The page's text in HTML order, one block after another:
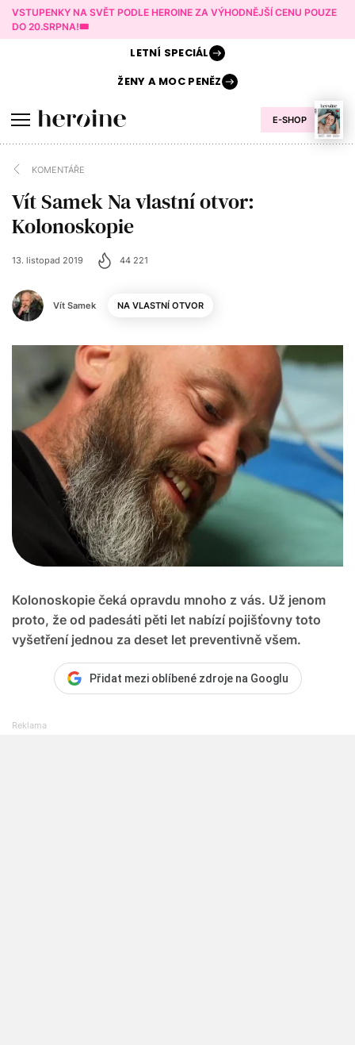
VSTUPENKY NA SVĚT PODLE HEROINE ZA VÝHODNĚJŠÍ CENU POUZE
DO 20.SRPNA!🎟️
E-SHOP
LETNÍ SPECIÁL
ŽENY AMOC PENĚZ
KOMENTÁŘE
Vít Samek Na vlastní otvor:
Kolonoskopie
Vít Samek
13. listopad 2019 44 221
NA VLASTNÍ OTVOR
Kolonoskopie čeká opravdu mnoho z vás. Už jenom
proto, že od padesáti pěti let nabízí pojišťovny toto
vyšetření jednou za deset let preventivně všem.
Přidat mezi oblíbené zdroje na Googlu